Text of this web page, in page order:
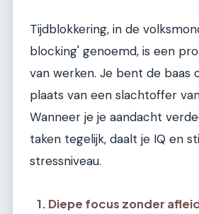
Tijdblokkering, in de
blocking' genoemd, is een
van werken. Je bent de baas
plaats van een slachtoffer
Wanneer je je aandacht
taken tegelijk, daalt je IQ en
stressniveau.
1. Diepe focus zonder